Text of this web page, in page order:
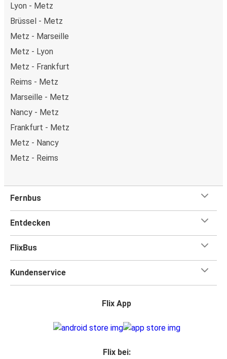
Lyon - Metz
Brüssel - Metz
Metz - Marseille
Metz - Lyon
Metz - Frankfurt
Reims - Metz
Marseille - Metz
Nancy - Metz
Frankfurt - Metz
Metz - Nancy
Metz - Reims
Fernbus
Entdecken
FlixBus
Kundenservice
Flix App
Flix bei: